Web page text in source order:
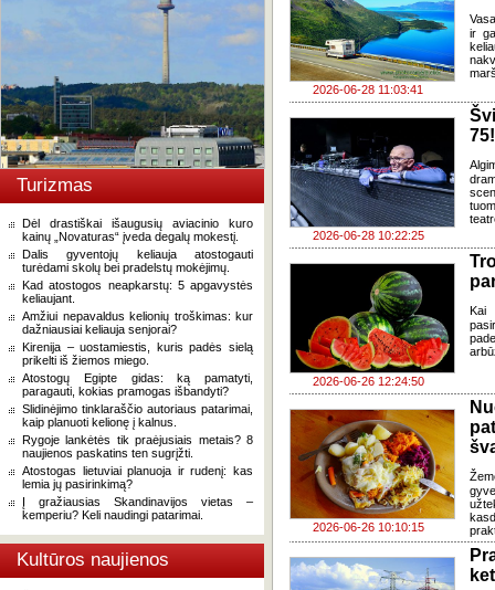
Turizmas
Dėl drastiškai išaugusių aviacinio kuro
kainų „Novaturas“ įveda degalų mokestį.
Dalis gyventojų keliauja atostogauti
turėdami skolų bei pradelstų mokėjimų.
Kad atostogos neapkarstų: 5 apgavystės
keliaujant.
Amžiui nepavaldus kelionių troškimas: kur
dažniausiai keliauja senjorai?
Kirenija – uostamiestis, kuris padės sielą
prikelti iš žiemos miego.
Atostogų Egipte gidas: ką pamatyti,
paragauti, kokias pramogas išbandyti?
Slidinėjimo tinklaraščio autoriaus patarimai,
kaip planuoti kelionę į kalnus.
Rygoje lankėtės tik praėjusiais metais? 8
naujienos paskatins ten sugrįžti.
Atostogas lietuviai planuoja ir rudenį: kas
lemia jų pasirinkimą?
Į gražiausias Skandinavijos vietas –
kemperiu? Keli naudingi patarimai.
Kultūros naujienos
2026-06-28 11:03:41
ir
2026-06-28 10:22:25
75!
2026-06-26 12:24:50
Kai
2026-06-26 10:10:15